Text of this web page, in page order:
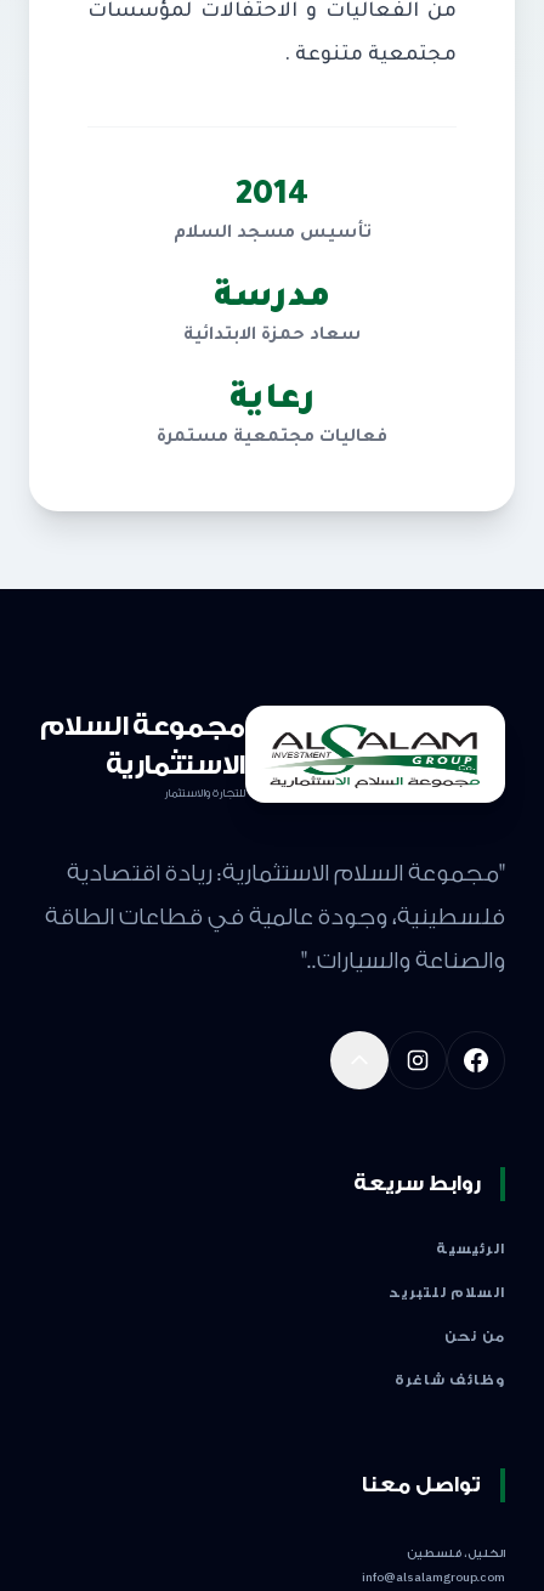
من الفعاليات و الاحتفالات لمؤسسات
مجتمعية متنوعة .
2014
تأسيس مسجد السلام
مدرسة
سعاد حمزة الابتدائية
رعاية
فعاليات مجتمعية مستمرة
مجموعة السلام
الاستثمارية
للتجارة والاستثمار
"مجموعة السلام الاستثمارية: ريادة اقتصادية
فلسطينية، وجودة عالمية في قطاعات الطاقة
والصناعة والسيارات.."
روابط سريعة
الرئيسية
السلام للتبريد
من نحن
وظائف شاغرة
تواصل معنا
الخليل، فلسطين
info@alsalamgroup.com